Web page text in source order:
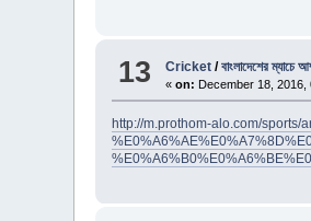
13 Cricket /বাংলাদেশের ম্যাচে
«on: December 18, 2016,
http://m.prothom-alo.com/